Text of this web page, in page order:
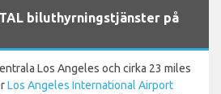
biluthyrningstjänster på
Los Angeles och cirka 23 miles
Los Angeles International Airport